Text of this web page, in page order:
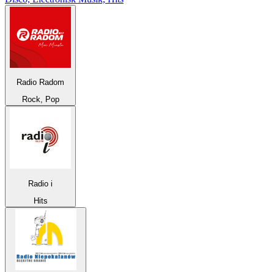
Radio Radom
Rock, Pop
Radio i
Hits